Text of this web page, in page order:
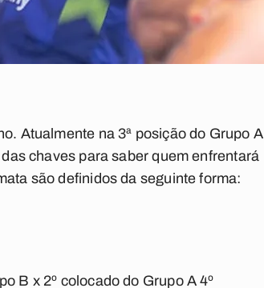
Atualmente na 3ª posição do Grupo A
chaves para saber quem enfrentará
são definidos da seguinte forma:
B x 2º colocado do Grupo A 4º